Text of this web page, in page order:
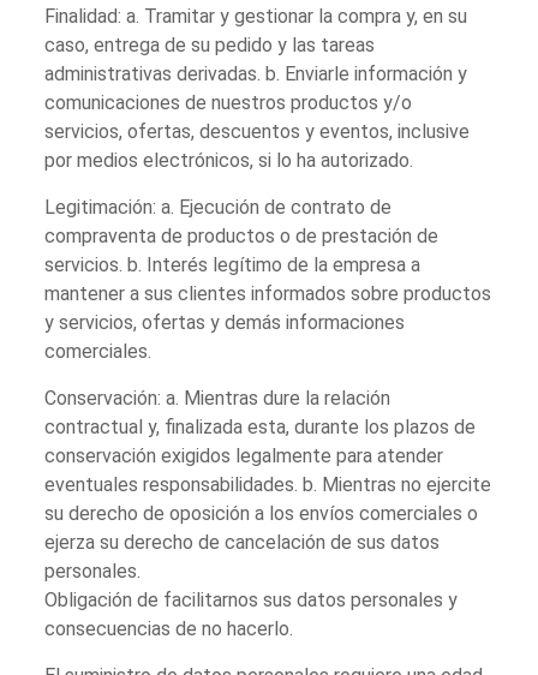
Finalidad: a. Tramitar y gestionar la compra y, en su
caso, entrega de su pedido y las tareas
administrativas derivadas. b. Enviarle información y
comunicaciones de nuestros productos y/o
servicios, ofertas, descuentos y eventos, inclusive
por medios electrónicos, si lo ha autorizado.
Legitimación: a. Ejecución de contrato de
compraventa de productos o de prestación de
servicios. b. Interés legítimo de la empresa a
mantener a sus clientes informados sobre productos
y servicios, ofertas y demás informaciones
comerciales.
Conservación: a. Mientras dure la relación
contractual y, finalizada esta, durante los plazos de
conservación exigidos legalmente para atender
eventuales responsabilidades. b. Mientras no ejercite
su derecho de oposición a los envíos comerciales o
ejerza su derecho de cancelación de sus datos
personales.
Obligación de facilitarnos sus datos personales y
consecuencias de no hacerlo.